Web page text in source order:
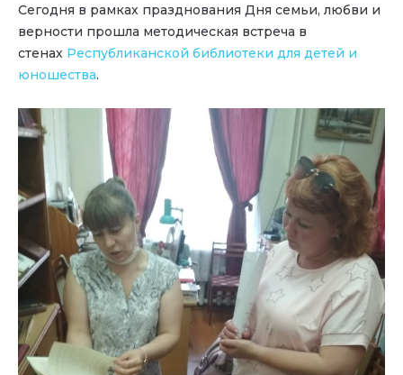
Сегодня в рамках празднования Дня семьи, любви и
верности прошла методическая встреча в
стенах Республиканской библиотеки для детей и
юношества.